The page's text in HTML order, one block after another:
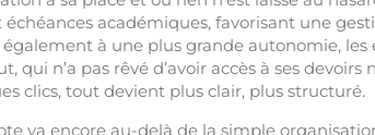
académiques, favorisant une
à une plus grande autonomie,
qui n’a pas rêvé d’avoir accès à ses
clics, tout devient plus clair, plus structuré.
va encore au-delà de la simple